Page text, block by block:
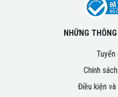
NHỮNG
Tuyển
Chính
Điều kiện và